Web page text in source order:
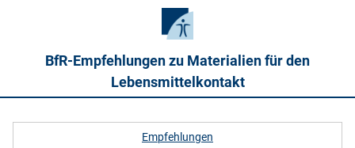
BfR-Empfehlungen zu Materialien für den
Lebensmittelkontakt
Empfehlungen